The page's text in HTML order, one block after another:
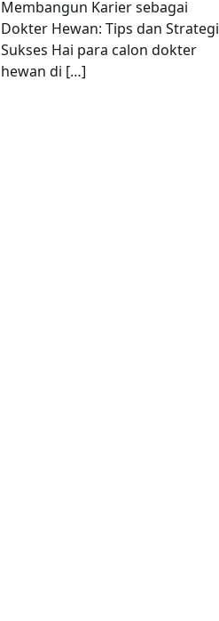
Membangun Karier sebagai
Dokter Hewan: Tips dan Strategi
Sukses Hai para calon dokter
hewan di […]